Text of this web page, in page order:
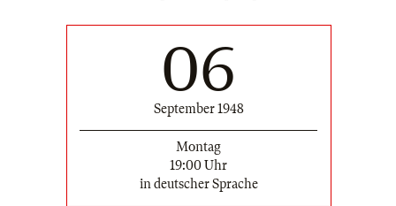
06
September 1948
Montag
19:00 Uhr
in deutscher Sprache